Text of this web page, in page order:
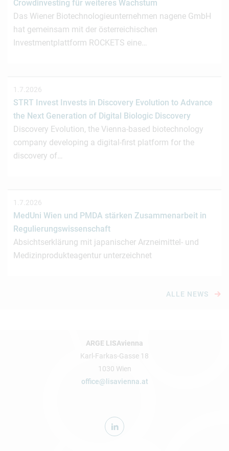
Crowdinvesting für weiteres Wachstum
Das Wiener Biotechnologieunternehmen nagene GmbH
hat gemeinsam mit der österreichischen
Investmentplattform ROCKETS eine…
1.7.2026
STRT Invest Invests in Discovery Evolution to Advance
the Next Generation of Digital Biologic Discovery
Discovery Evolution, the Vienna-based biotechnology
company developing a digital-first platform for the
discovery of…
1.7.2026
MedUni Wien und PMDA stärken Zusammenarbeit in
Regulierungswissenschaft
Absichtserklärung mit japanischer Arzneimittel- und
Medizinprodukteagentur unterzeichnet
ALLE NEWS
ARGE LISAvienna
Karl-Farkas-Gasse 18
1030 Wien
office@lisavienna.at